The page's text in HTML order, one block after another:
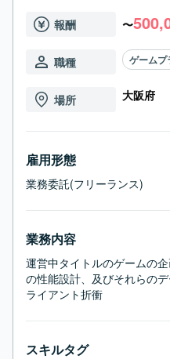
報酬 〜
職種 ゲームプ
場所 大阪府
雇用形態
業務委託(フリーランス)
業務内容
運営中タイトルのゲームの
の性能設計、及びそれらの
ライアント折衝
スキルタグ